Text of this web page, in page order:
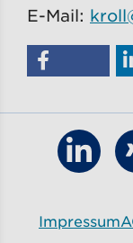
E-Mail:
Finde
Impressum